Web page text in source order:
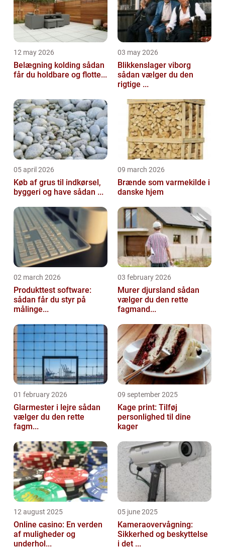
12 may 2026
Belægning kolding sådan
får du holdbare og flotte...
03 may 2026
Blikkenslager viborg
sådan vælger du den
rigtige ...
05 april 2026
Køb af grus til indkørsel,
byggeri og have sådan ...
09 march 2026
Brænde som varmekilde i
danske hjem
02 march 2026
Produkttest software:
sådan får du styr på
målinge...
03 february 2026
Murer djursland sådan
vælger du den rette
fagmand...
01 february 2026
Glarmester i lejre sådan
vælger du den rette
fagm...
09 september 2025
Kage print: Tilføj
personlighed til dine
kager
12 august 2025
Online casino: En verden
af muligheder og
underhol...
05 june 2025
Kameraovervågning:
Sikkerhed og beskyttelse
i det ...